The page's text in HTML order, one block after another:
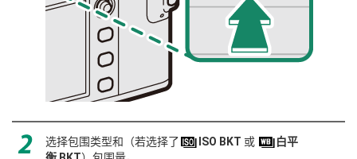
选择包围类型和（若选择了 ISO BKT 或
白平